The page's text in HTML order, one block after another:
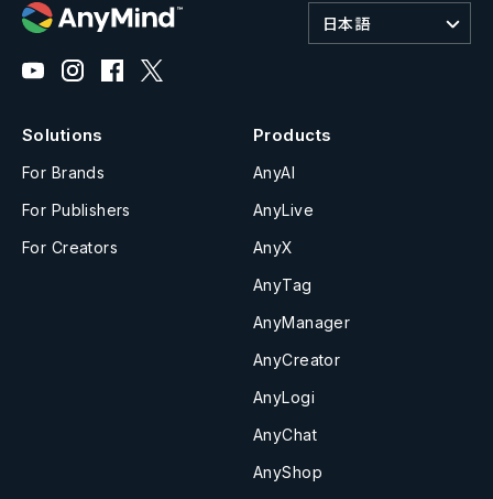
日本語
Solutions
For Brands
For Publishers
For Creators
Products
AnyAI
AnyLive
AnyX
AnyTag
AnyManager
AnyCreator
AnyLogi
AnyChat
AnyShop